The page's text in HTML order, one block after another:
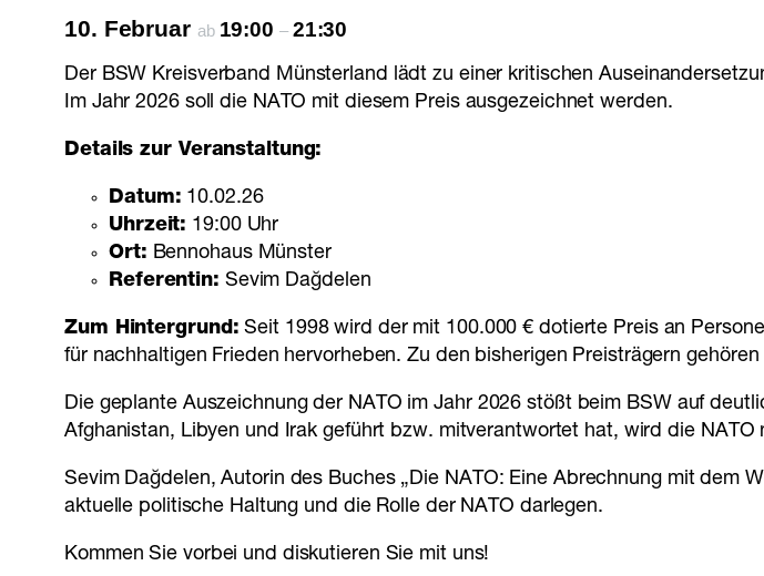
10. Februar ab 19:00 – 21:30
Der BSW Kreisverband Münsterland lädt zu einer kritischen
Im Jahr 2026 soll die NATO mit diesem Preis ausgezeichnet werden.
Details zur Veranstaltung:
Datum: 10.02.26
Uhrzeit: 19:00 Uhr
Ort: Bennohaus Münster
Referentin: Sevim Dağdelen
Zum Hintergrund: Seit 1998 wird der mit 100.000 € dotierte Preis an
für nachhaltigen Frieden hervorheben. Zu den bisherigen Preisträgern
Die geplante Auszeichnung der NATO im Jahr 2026 stößt beim BSW auf
Afghanistan, Libyen und Irak geführt bzw. mitverantwortet hat, wird die
Sevim Dağdelen, Autorin des Buches „Die NATO: Eine Abrechnung mit dem
aktuelle politische Haltung und die Rolle der NATO darlegen.
Kommen Sie vorbei und diskutieren Sie mit uns!